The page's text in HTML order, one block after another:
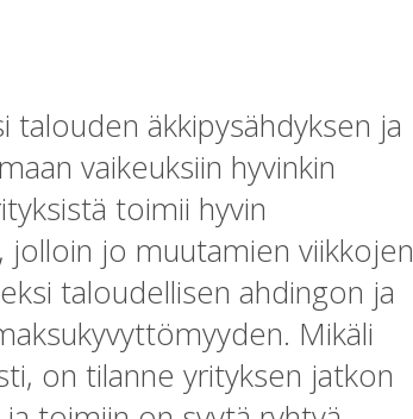
talouden äkkipysähdyksen ja
vaikeuksiin hyvinkin
toimii hyvin
jolloin jo muutamien viikkojen
taloudellisen ahdingon ja
Mikäli
on tilanne yrityksen jatkon